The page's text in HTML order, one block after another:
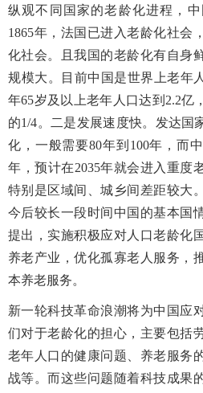
纵观不同国家的老龄化进程，
1865年，法国已进入老龄化社会
化社会。且我国的老龄化有自身
规模大。目前中国是世界上老年
年65岁及以上老年人口达到 2.2亿
的1/4。二是发展速度快。发达国
化，一般需要80年到 100年，而
年，预计在2035年就会进入重度
特别是区域间、城乡间差距较大
今后较长一段时间中国的基本国
提出，实施积极应对人口老龄化
养老产业，优化孤寡老人服务，
本养老服务。
新一轮科技革命浪潮将为中国应
们对于老龄化的担心，主要包括
老年人口的健康问题、养老服务
战等。而这些问题随着科技成果